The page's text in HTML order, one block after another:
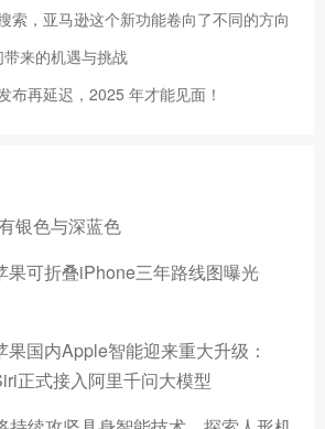
索，亚马逊这个新功能卷向了不同的方向
来的机遇与挑战
布再延迟，2025 年才能见面！
银色与深蓝色
果可折叠iPhone三年路线图曝光
果国内Apple智能迎来重大升级：
正式接入阿里千问大模型